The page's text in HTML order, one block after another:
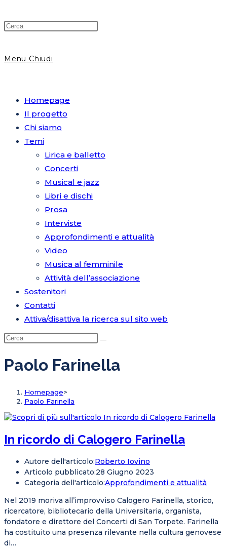
Menu Chiudi
Homepage
Il progetto
Chi siamo
Temi
Lirica e balletto
Concerti
Musical e jazz
Libri e dischi
Prosa
Interviste
Approfondimenti e attualità
Video
Musica al femminile
Attività dell’associazione
Sostenitori
Contatti
Attiva/disattiva la ricerca sul sito web
Paolo Farinella
Homepage>
Paolo Farinella
In ricordo di Calogero Farinella
Autore dell'articolo:Roberto Iovino
Articolo pubblicato:28 Giugno 2023
Categoria dell'articolo:Approfondimenti e attualità
Nel 2019 moriva all’improvviso Calogero Farinella, storico,
ricercatore, bibliotecario della Universitaria, organista,
fondatore e direttore del Concerti di San Torpete. Farinella
ha costituito una presenza rilevante nella cultura genovese
di…